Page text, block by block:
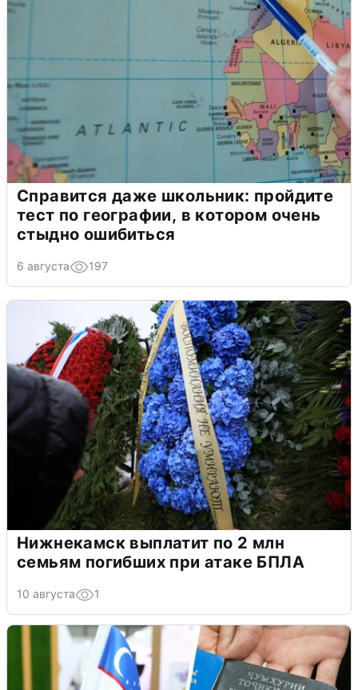
Справится даже школьник: пройдите
тест по географии, в котором очень
стыдно ошибиться
6 августа 197
Нижнекамск выплатит по 2 млн
семьям погибших при атаке БПЛА
10 августа 1